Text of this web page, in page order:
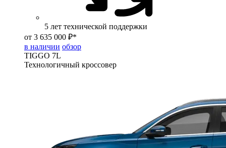
5 лет технической поддержки
от 3 635 000 ₽*
в наличии обзор
TIGGO 7L
Технологичный кроссовер